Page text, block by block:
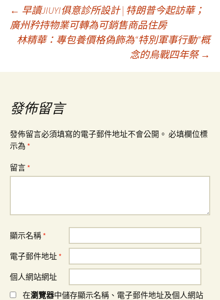
文
章
導
覽
← 早讀JIUYI俱意診所設計 | 特朗普今起訪華；
廣州矜持物業可轉為可銷售商品住房
林精華：專包養價格偽飾為“特別軍事行動”概
念的烏戰四年祭 →
發佈留言
發佈留言必須填寫的電子郵件地址不會公開。 必填欄位標
示為 *
留言 *
顯示名稱 *
電子郵件地址 *
個人網站網址
在瀏覽器中儲存顯示名稱、電子郵件地址及個人網站